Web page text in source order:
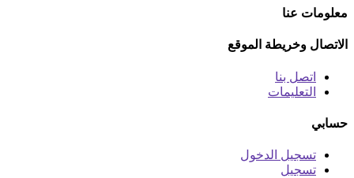
معلومات عنا
الاتصال وخريطة الموقع
اتصل بنا
التعليمات
حسابي
تسجيل الدخول
تسجيل